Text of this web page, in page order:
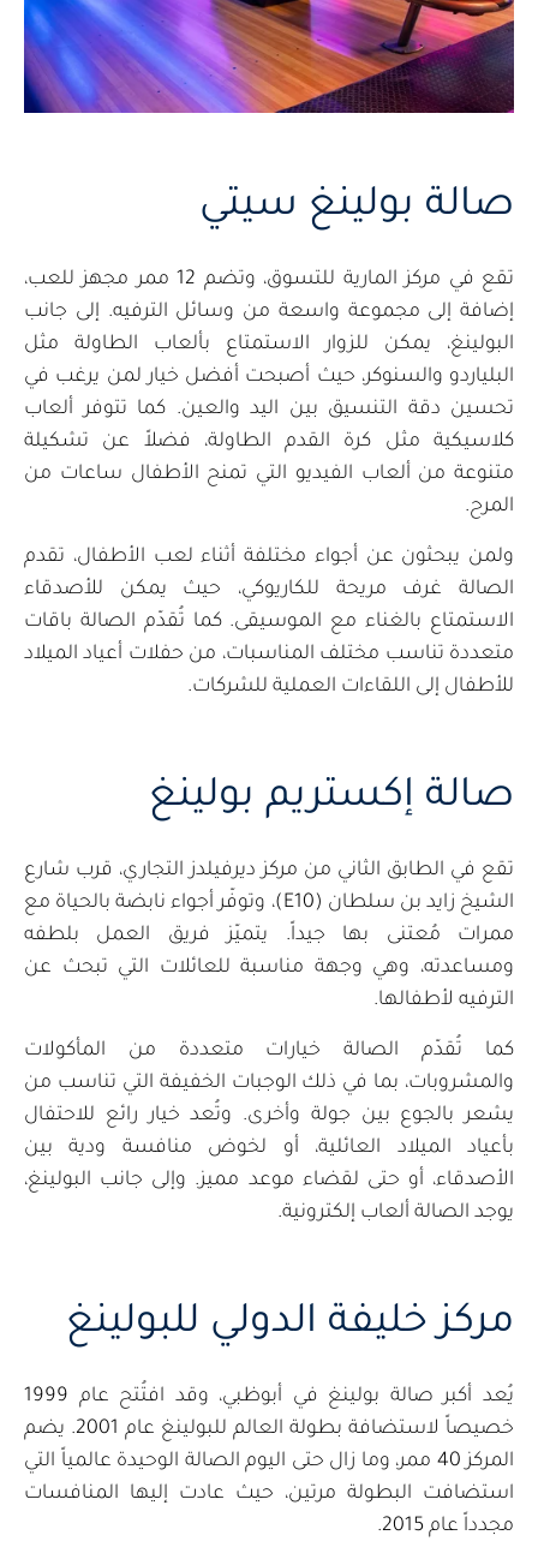
صالة بولينغ سيتي
تقع في مركز المارية للتسوق، وتضم 12 ممر مجهز للعب،
إضافة إلى مجموعة واسعة من وسائل الترفيه. إلى جانب
البولينغ، يمكن للزوار الاستمتاع بألعاب الطاولة مثل
البلياردو والسنوكر، حيث أصبحت أفضل خيار لمن يرغب في
تحسين دقة التنسيق بين اليد والعين. كما تتوفر ألعاب
كلاسيكية مثل كرة القدم الطاولة، فضلاً عن تشكيلة
متنوعة من ألعاب الفيديو التي تمنح الأطفال ساعات من
المرح.
ولمن يبحثون عن أجواء مختلفة أثناء لعب الأطفال، تقدم
الصالة غرف مريحة للكاريوكي، حيث يمكن للأصدقاء
الاستمتاع بالغناء مع الموسيقى. كما تُقدّم الصالة باقات
متعددة تناسب مختلف المناسبات، من حفلات أعياد الميلاد
للأطفال إلى اللقاءات العملية للشركات.
صالة إكستريم بولينغ
تقع في الطابق الثاني من مركز ديرفيلدز التجاري، قرب شارع
الشيخ زايد بن سلطان (E10)، وتوفّر أجواء نابضة بالحياة مع
ممرات مُعتنى بها جيداً. يتميّز فريق العمل بلطفه
ومساعدته، وهي وجهة مناسبة للعائلات التي تبحث عن
الترفيه لأطفالها.
كما تُقدّم الصالة خيارات متعددة من المأكولات
والمشروبات، بما في ذلك الوجبات الخفيفة التي تناسب من
يشعر بالجوع بين جولة وأخرى. وتُعد خيار رائع للاحتفال
بأعياد الميلاد العائلية، أو لخوض منافسة ودية بين
الأصدقاء، أو حتى لقضاء موعد مميز. وإلى جانب البولينغ،
يوجد الصالة ألعاب إلكترونية.
مركز خليفة الدولي للبولينغ
يُعد أكبر صالة بولينغ في أبوظبي، وقد افتُتح عام 1999
خصيصاً لاستضافة بطولة العالم للبولينغ عام 2001. يضم
المركز 40 ممر، وما زال حتى اليوم الصالة الوحيدة عالمياً التي
استضافت البطولة مرتين، حيث عادت إليها المنافسات
مجدداً عام 2015.